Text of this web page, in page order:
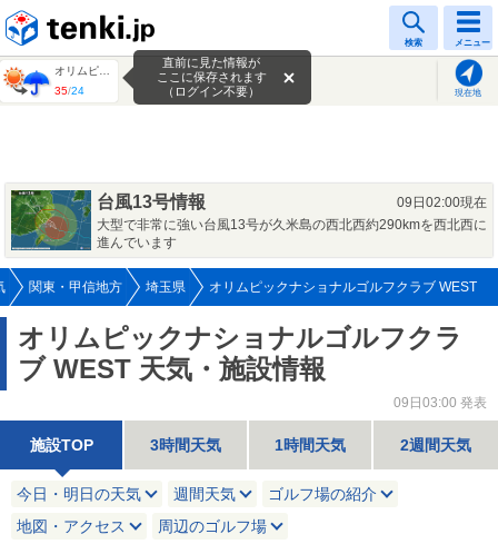
検索 メニュー
35/24 現在地
直前に見た情報が
ここに保存されます
（ログイン不要）
台風13号情報
09日02:00現在
大型で非常に強い台風13号が久米島の西北西約290kmを西北西に
進んでいます
関東・甲信地方 埼玉県 オリムピックナショナルゴルフクラブ WEST
オリムピックナショナルゴルフクラ
ブ WEST 天気・施設情報
09日03:00 発表
施設TOP 3時間天気 1時間天気 2週間天気
今日・明日の天気 週間天気
ゴルフ場の紹介
地図・アクセス
周辺のゴルフ場